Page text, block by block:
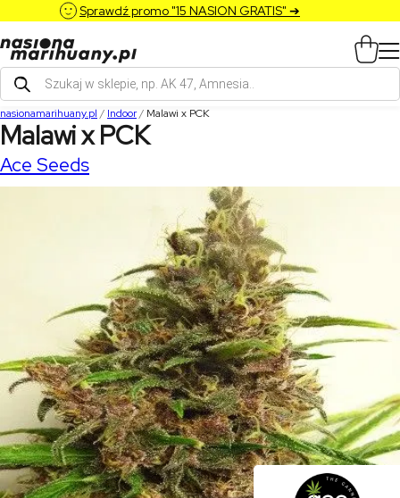
Sprawdź promo "15 NASION GRATIS" ➔
Wyszukiwarka
produktów
nasionamarihuany.pl / Indoor/ Malawi x PCK
Malawi x PCK
Ace Seeds